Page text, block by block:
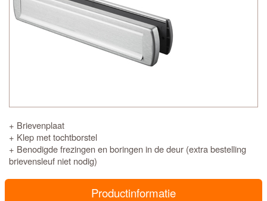
+ Brievenplaat
+ Klep met tochtborstel
+ Benodigde frezingen en boringen in de deur (extra bestelling
brievensleuf niet nodig)
Productinformatie